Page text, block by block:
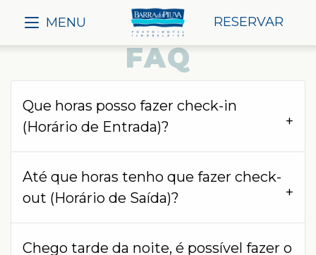
MENU RESERVAR
FAQ
Que horas posso fazer check-in
(Horário de Entrada)?
Até que horas tenho que fazer check-
out (Horário de Saída)?
Chego tarde da noite, é possível fazer o